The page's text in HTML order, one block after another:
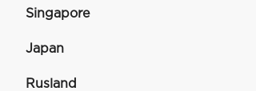
Singapore
Japan
Rusland